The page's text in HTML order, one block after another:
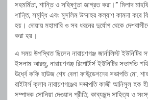
সহমর্মিতা, শান্তি ও সহিষ্ণুতা জাগ্রত করা।” মিলাদ
শান্তি, সমৃদ্ধি এবং মুসলিম উম্মাহর কল্যাণ কামনা করে
হয়। দোয়ায় মহামারি ও সব ধরনের দুর্যোগ থেকে
করা হয়।
এ সময় উপস্থিত ছিলেন নারায়ণগঞ্জ জার্নালিস্ট
ইসলাম আরজু, নারায়ণগঞ্জ রিপোর্টার্স ইউনিটির সভাপতি
ঊর্ধ্বে কফি হাউজ শেষ বেলা ফাউন্ডেশনের সভাপতি মো.
রাইটার্স ক্লাব নারায়ণগঞ্জের সভাপতি কাজী আনিসুল হক
সম্পাদক সোনিয়া দেওয়ান প্রীতি, কাব্যছন্দ সাহিত্য ও